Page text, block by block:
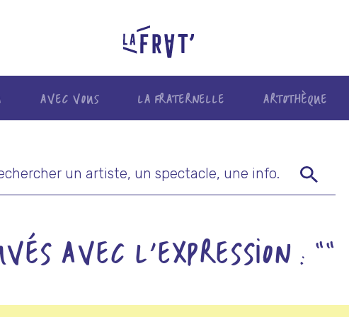
AVEC VOUS LA FRATERNELLE ARTOTHÈQUE
AVEC L'EXPRESSION : ""